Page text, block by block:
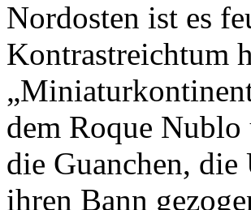
Nordosten ist es
Kontrastreichtum
dem Roque Nublo
die Guanchen,
ihren Bann